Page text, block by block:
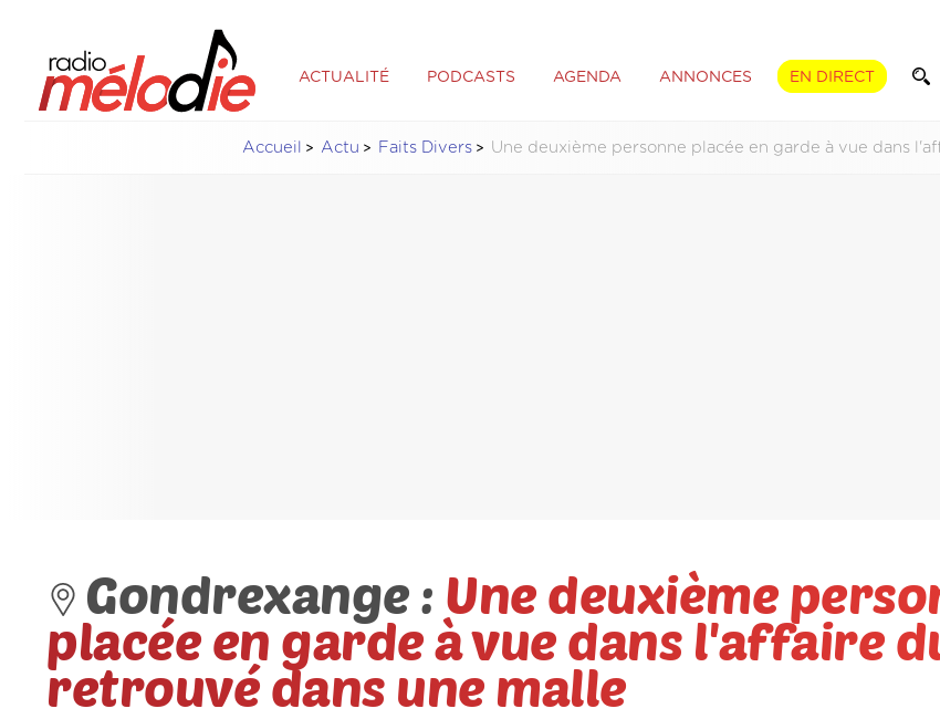
ACTUALITÉ PODCASTS AGENDA ANNONCES EN DIRECT
Accueil Actu Faits Divers Une deuxième personne placée en garde à vue dans
Gondrexange : Une deuxième
placée en garde à vue dans l'affaire
retrouvé dans une malle